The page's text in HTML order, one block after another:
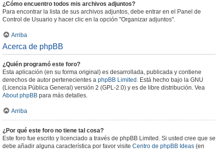
¿Cómo encuentro todos mis archivos adjuntos?
Para encontrar la lista de sus archivos adjuntos, debe entrar en el Panel de
Control de Usuario y hacer clic en la opción "Organizar adjuntos".
Arriba
Acerca de phpBB
¿Quién programó este foro?
Esta aplicación (en su forma original) es desarrollada, publicada y contiene
derechos de autor pertenecientes a phpBB Limited . Está hecho bajo la GNU
(Licencia Pública General) versión 2 (GPL-2.0) y es de libre distribución. Vea
About phpBB para más detalles.
Arriba
¿Por qué este foro no tiene tal cosa?
Este foro fue escrito y licenciado a través de phpBB Limited. Si usted cree que se
debe añadir alguna característica por favor visite Centro de phpBB Ideas (en